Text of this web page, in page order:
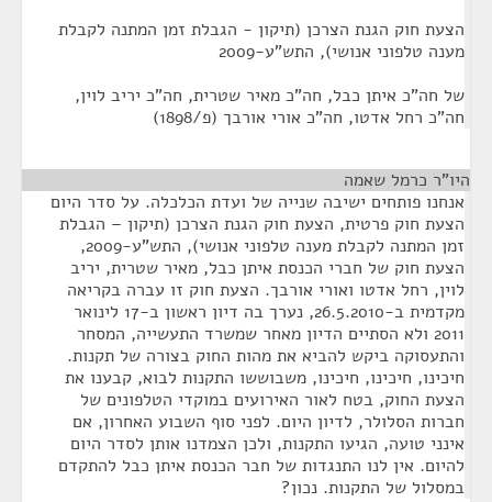
הצעת חוק הגנת הצרכן (תיקון - הגבלת זמן המתנה לקבלת
מענה טלפוני אנושי), התש"ע-2009
של חה"כ איתן כבל, חה"כ מאיר שטרית, חה"כ יריב לוין,
חה"כ רחל אדטו, חה"כ אורי אורבך (פ/1898)
היו"ר כרמל שאמה
אנחנו פותחים ישיבה שנייה של ועדת הכלכלה. על סדר היום
הצעת חוק פרטית, הצעת חוק הגנת הצרכן (תיקון – הגבלת
זמן המתנה לקבלת מענה טלפוני אנושי), התש"ע-2009,
הצעת חוק של חברי הכנסת איתן כבל, מאיר שטרית, יריב
לוין, רחל אדטו ואורי אורבך. הצעת חוק זו עברה בקריאה
מקדמית ב-26.5.2010, נערך בה דיון ראשון ב-17 לינואר
2011 ולא הסתיים הדיון מאחר שמשרד התעשייה, המסחר
והתעסוקה ביקש להביא את מהות החוק בצורה של תקנות.
חיכינו, חיכינו, חיכינו, משבוששו התקנות לבוא, קבענו את
הצעת החוק, בטח לאור האירועים במוקדי הטלפונים של
חברות הסלולר, לדיון היום. לפני סוף השבוע האחרון, אם
אינני טועה, הגיעו התקנות, ולכן הצמדנו אותן לסדר היום
להיום. אין לנו התנגדות של חבר הכנסת איתן כבל להתקדם
במסלול של התקנות. נכון?